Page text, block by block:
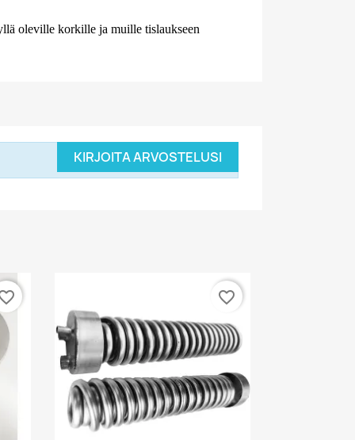
oleville korkille ja muille tislaukseen
KIRJOITA ARVOSTELUSI
favorite_border